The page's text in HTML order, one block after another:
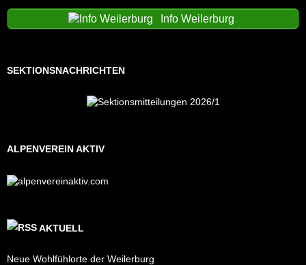
Info Weilerburg
SEKTIONSNACHRICHTEN
ALPENVEREIN AKTIV
AKTUELL
Neue Wohlfühlorte der Weilerburg